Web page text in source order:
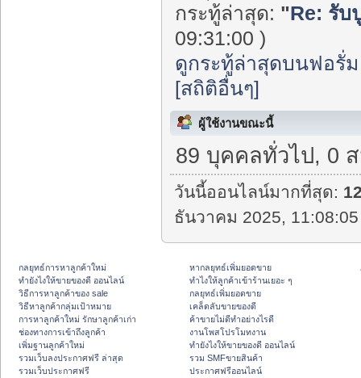
กระทู้ล่าสุด: "Re: รับ
09:31:00 )
ดูกระทู้ล่าสุดบนฟอรั่ม
[สถิติอื่นๆ]
ผู้ใช้งานขณะนี้
89 บุคคลทั่วไป, 0
วันนี้ออนไลน์มากที่สุด:
ธันวาคม 2025,
กลยุทธ์การหาลูกค้าใหม่
ทํายังไงให้ขายของดี ออนไลน์
วิธีการหาลูกค้าของ sale
วิธีหาลูกค้ากลุ่มเป้าหมาย
การหาลูกค้าใหม่ รักษาลูกค้าเก่า
ช่องทางการเข้าถึงลูกค้า
เพิ่มฐานลูกค้าใหม่
รวมเว็บลงประกาศฟรี ล่าสุด
รวมเว็บประกาศฟรี
หากลยุทธ์เพิ่มยอดขาย
ทําไงให้ลูกค้าเข้าร้านเยอะ ๆ
กลยุทธ์เพิ่มยอดขาย
เคล็ดลับขายของดี
ค้าขายไม่ดีทำอย่างไรดี
งานโพสโปรโมทงาน
ทํายังไงให้ขายของดี ออนไลน์
รวม SMFขายสินค้า
ประกาศฟรีออนไลน์